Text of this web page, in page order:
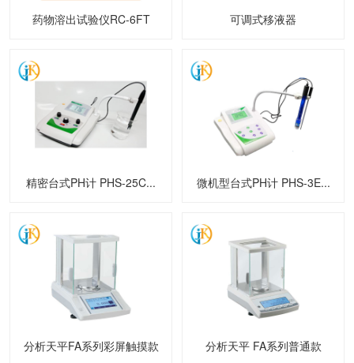
药物溶出试验仪RC-6FT 可调式移液器
精密台式PH计 PHS-25C... 微机型台式PH计 PHS-3E...
分析天平FA系列彩屏触摸款 分析天平 FA系列普通款